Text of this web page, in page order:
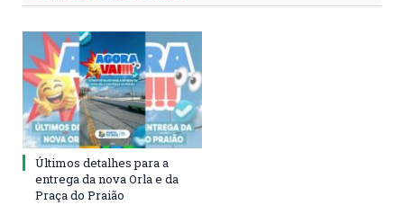
Últimos detalhes para a
entrega da nova Orla e da
Praça do Praião